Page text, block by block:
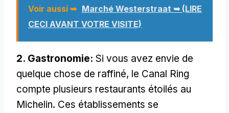
Voir aussi ➥ Marché Westerstraat ➥ (LIRE
CECI AVANT VOTRE VISITE)
2. Gastronomie: Si vous avez envie de
quelque chose de raffiné, le Canal Ring
compte plusieurs restaurants étoilés au
Michelin. Ces établissements se